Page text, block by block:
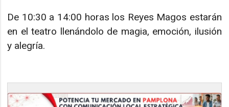
De 10:30 a 14:00 horas los Reyes Magos estarán
en el teatro llenándolo de magia, emoción, ilusión
y alegría.